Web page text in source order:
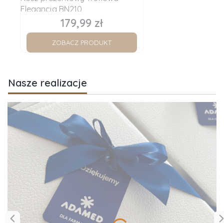
Elegancja BN210
Cena
179,99 zł
ZOBACZ PRODUKT
Nasze realizacje